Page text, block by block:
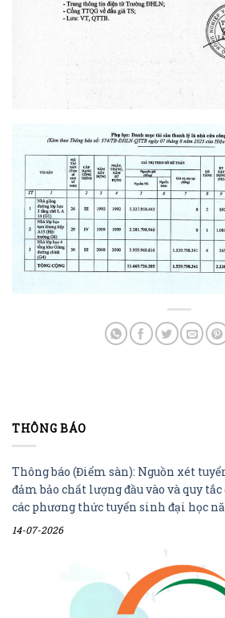
THÔNG BÁO
Thông báo (Điểm sàn): Nguồn xét
đảm bảo chất lượng đầu vào và quy
các phương thức tuyển sinh đại học
14-07-2026